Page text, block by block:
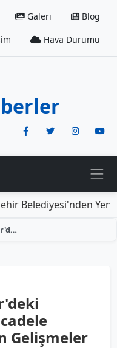
Galeri
Blog
Hava Durumu
Belediyesi'nden Yeni
ABD'nin Karayipler'deki Uyuşturucu ile Mücadele Operasyonu ve Son Gelişmeler
Gelişmeler